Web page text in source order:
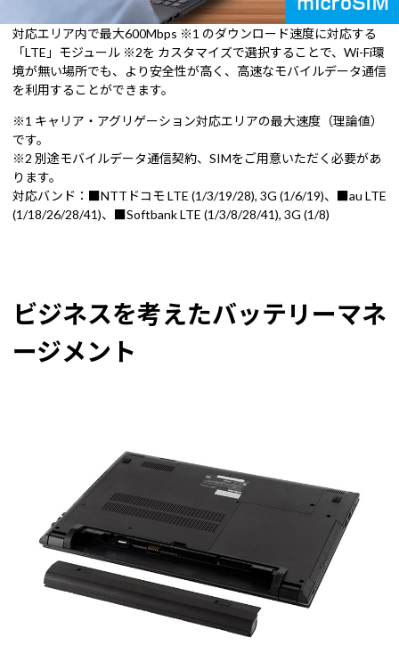
対応エリア内で最大600Mbps ※1 のダウンロード速度に対応する
「LTE」モジュール ※2を カスタマイズで選択することで、Wi-Fi環
境が無い場所でも、より安全性が高く、高速なモバイルデータ通信
を利用することができます。
※1 キャリア・アグリゲーション対応エリアの最大速度（理論値）
です。
※2 別途モバイルデータ通信契約、SIMをご用意いただく必要があ
ります。
対応バンド：■NTTドコモ LTE (1/3/19/28), 3G (1/6/19)、■au LTE
(1/18/26/28/41)、■Softbank LTE (1/3/8/28/41), 3G (1/8)
ビジネスを考えたバッテリーマネ
ージメント